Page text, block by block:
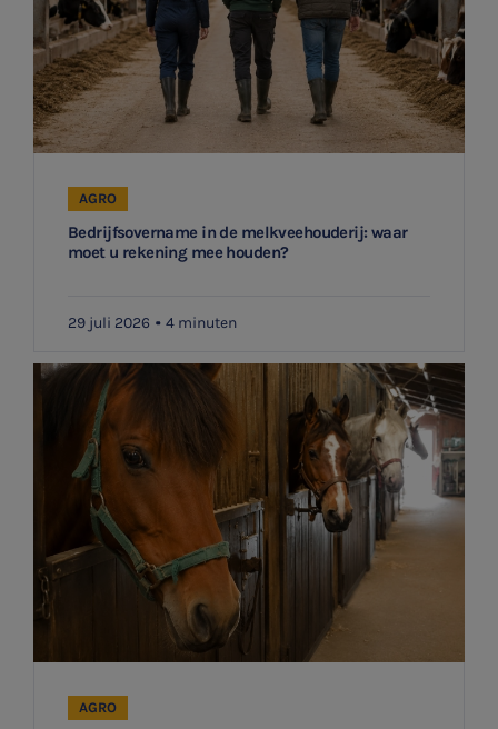
Bedrijfsovername in de melkveehouderij: waar
moet u rekening mee houden?
AGRO
29 juli 2026 4 minuten
AGRO